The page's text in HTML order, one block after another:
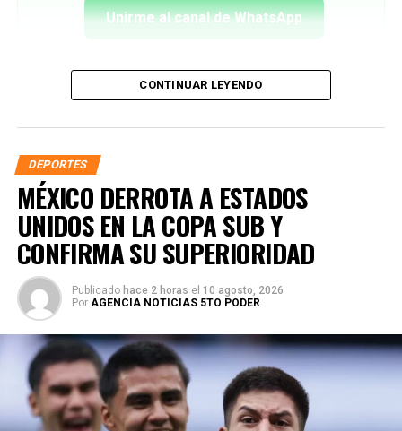
Unirme al canal de WhatsApp
CONTINUAR LEYENDO
DEPORTES
MÉXICO DERROTA A ESTADOS
UNIDOS EN LA COPA SUB Y
CONFIRMA SU SUPERIORIDAD
Publicado hace 2 horas el 10 agosto, 2026
Por AGENCIA NOTICIAS 5TO PODER